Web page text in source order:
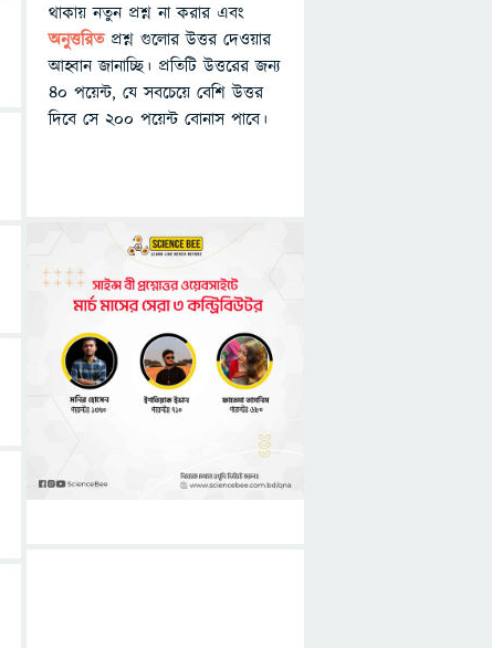
থাকায় নতুন প্রশ্ন না করার এবং
অনুত্তরিত প্রশ্ন গুলোর উত্তর দেওয়ার
আহ্বান জানাচ্ছি। প্রতিটি উত্তরের জন্য
৪০ পয়েন্ট, যে সবচেয়ে বেশি উত্তর
দিবে সে ২০০ পয়েন্ট বোনাস পাবে।